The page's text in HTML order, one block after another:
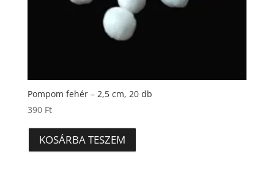
Pompom fehér – 2,5 cm, 20 db
390 Ft
KOSÁRBA TESZEM